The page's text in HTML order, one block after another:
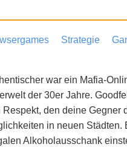
Strategie
war ein Mafia-
der 30er Jahre.
Respekt, den deine Gegner
in neuen Städten.
Alkoholausschank